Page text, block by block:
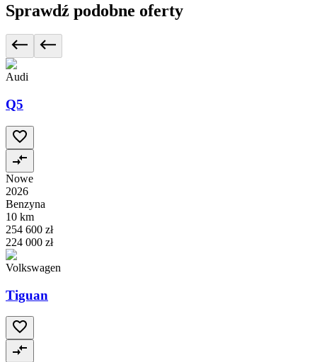
Sprawdź podobne oferty
Audi
Q5
Nowe
2026
Benzyna
10 km
254 600 zł
224 000 zł
Volkswagen
Tiguan